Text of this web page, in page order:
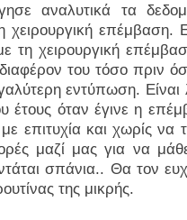
αναλυτικά τα
επέμβαση.
τη χειρουργική
του τόσο πριν
εντύπωση.
έτους όταν έγινε η
με επιτυχία και χωρίς
μαζί μας για να
σπάνια.. Θα τον
της μικρής.